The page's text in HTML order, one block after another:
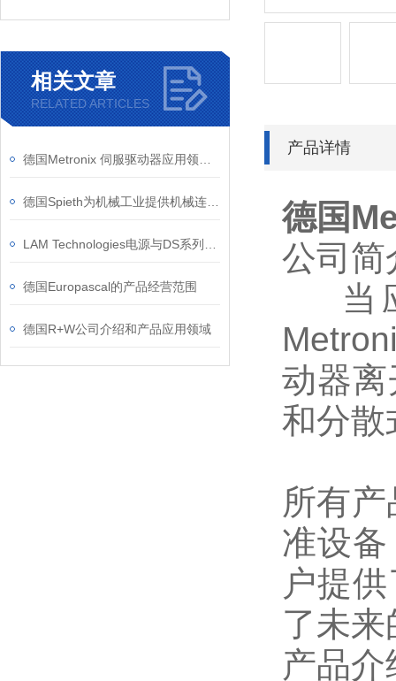
相关文章
RELATED ARTICLES
德国Europascal的产品经营范围
德国R+W公司介绍和产品应用领域
产品详情
德国
公司简
当应
动器
和分散
所有
准设
户提
了未
产品介